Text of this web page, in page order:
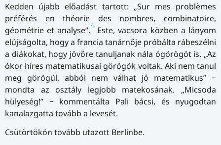
Kedden újabb előadást tartott: „Sur mes problèmes
préférés en théorie des nombres, combinatoire,
géométrie et analyse”.4 Este, vacsora közben a lányom
elújságolta, hogy a francia tanárnője próbálta rábeszélni
a diákokat, hogy jövőre tanuljanak nála ógörögöt is. „Az
ókor híres matematikusai görögök voltak. Aki nem tanul
meg görögül, abból nem válhat jó matematikus” −
mondta az osztály legjobb matekosának. „Micsoda
hülyeség!” − kommentálta Pali bácsi, és nyugodtan
kanalazgatta tovább a levesét.
Csütörtökön tovább utazott Berlinbe.